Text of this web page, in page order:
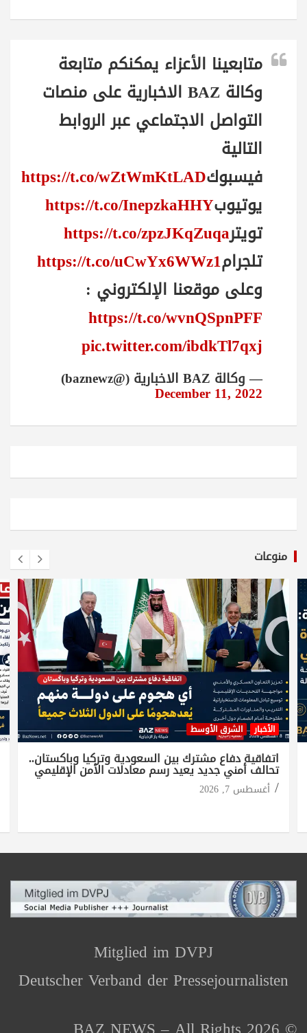
متابعينا الأعزاء يمكنكم متابعة
وكالة BAZ الاخبارية على منصات
التواصل الاجتماعي عبر الروابط
التالية
فيسبوكhttps://t.co/wZtWmKtLAD
يوتيوبhttps://t.co/InepzkaHHY
تويترhttps://t.co/zpzJKqZuqa
تلجرامhttps://t.co/uCwYx6WWz1
وعلى موقعنا الإلكتروني :
https://t.co/wvnQSpnPFF
pic.twitter.com/ibdkTl7qxj
— وكالة BAZ الاخبارية (@baznewz)
December 11, 2022
منوعات
الأخبار الشرق الأوسط
اتفاقية دفاع مشترك بين السعودية وتركيا وباكستان..
تحالف أمني جديد يعيد رسم معادلات الأمن الإقليمي
أغسطس 7, 2026
Mitglied im DVPJ
Deutscher Verband der Pressejournalisten